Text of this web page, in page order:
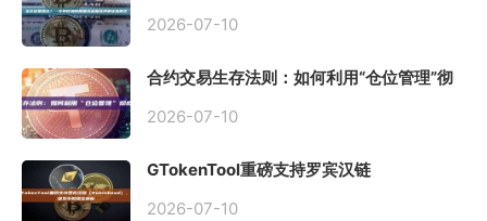
2026-07-10
合约交易生存法则：如何利用“仓位管理”彻
2026-07-10
GTokenTool重磅支持罗宾汉链
2026-07-10